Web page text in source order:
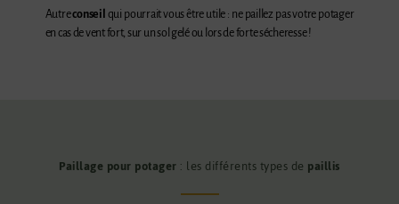
Autreconseil qui pourrait vous être utile : ne paillez pas votre potager
en cas de vent fort, sur un sol gelé ou lors de forte sécheresse !
Paillage pour potager : les différents types de paillis